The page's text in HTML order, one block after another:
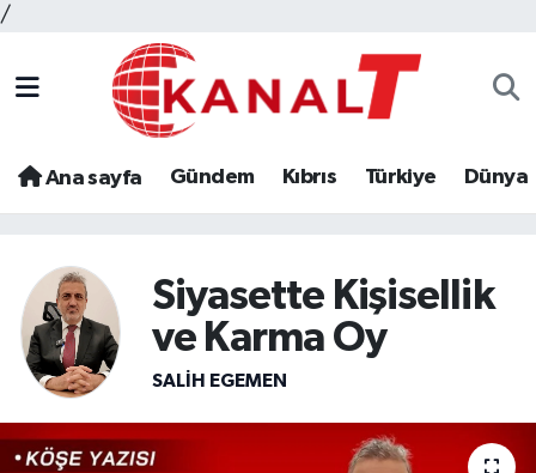
/
Ana sayfa Gündem Kıbrıs Türkiye Dünya
Siyasette Kişisellik
ve Karma Oy
SALIH EGEMEN